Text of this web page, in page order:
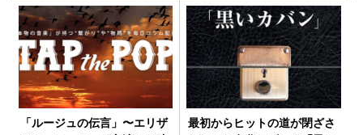
「ルージュの伝言」〜エリザ
最初からヒットの道が閉ざさ